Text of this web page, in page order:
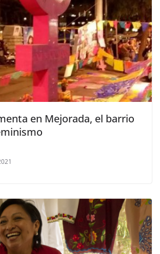
en Mejorada, el barrio